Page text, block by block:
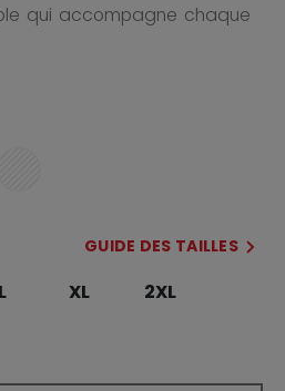
qui accompagne chaque
GUIDE DES TAILLES
L XL
2XL